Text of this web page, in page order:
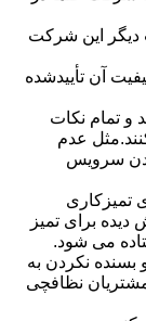
دیگر این شرکت
آن تأییدشده
و تمام نکات
عدم
سرویس
تمیزکاری
برای تمیز
می شود.
بسنده نکردن به
نظافچی